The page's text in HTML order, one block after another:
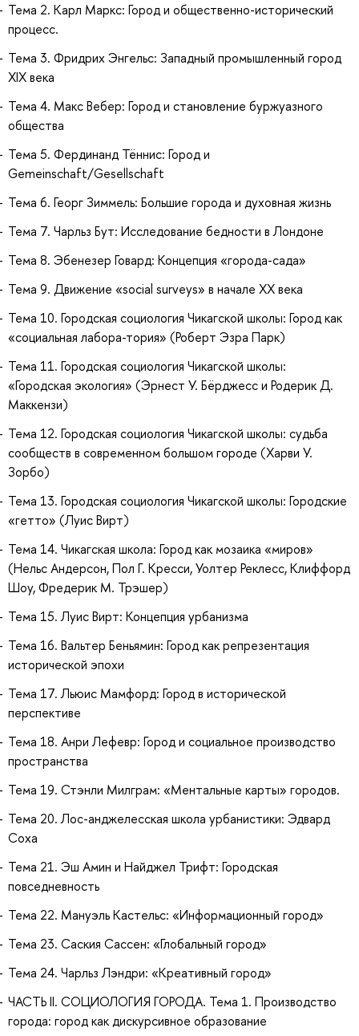
Тема 2. Карл Маркс: Город и общественно-исторический
процесс.
Тема 3. Фридрих Энгельс: Западный промышленный город
XIX века
Тема 4. Макс Вебер: Город и становление буржуазного
общества
Тема 5. Фердинанд Тённис: Город и
Gemeinschaft/Gesellschaft
Тема 6. Георг Зиммель: Большие города и духовная жизнь
Тема 7. Чарльз Бут: Исследование бедности в Лондоне
Тема 8. Эбенезер Говард: Концепция «города-сада»
Тема 9. Движение «social surveys» в начале ХХ века
Тема 10. Городская социология Чикагской школы: Город как
«социальная лабора-тория» (Роберт Эзра Парк)
Тема 11. Городская социология Чикагской школы:
«Городская экология» (Эрнест У. Бёрджесс и Родерик Д.
Маккензи)
Тема 12. Городская социология Чикагской школы: судьба
сообществ в современном большом городе (Харви У.
Зорбо)
Тема 13. Городская социология Чикагской школы: Городские
«гетто» (Луис Вирт)
Тема 14. Чикагская школа: Город как мозаика «миров»
(Нельс Андерсон, Пол Г. Кресси, Уолтер Реклесс, Клиффорд
Шоу, Фредерик М. Трэшер)
Тема 15. Луис Вирт: Концепция урбанизма
Тема 16. Вальтер Беньямин: Город как репрезентация
исторической эпохи
Тема 17. Льюис Мамфорд: Город в исторической
перспективе
Тема 18. Анри Лефевр: Город и социальное производство
пространства
Тема 19. Стэнли Милграм: «Ментальные карты» городов.
Тема 20. Лос-анджелесская школа урбанистики: Эдвард
Соха
Тема 21. Эш Амин и Найджел Трифт: Городская
повседневность
Тема 22. Мануэль Кастельс: «Информационный город»
Тема 23. Саския Сассен: «Глобальный город»
Тема 24. Чарльз Лэндри: «Креативный город»
ЧАСТЬ II. СОЦИОЛОГИЯ ГОРОДА. Тема 1. Производство
города: город как дискурсивное образование